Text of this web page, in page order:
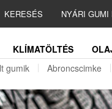
KERESÉS NYÁRI
KLÍMATÖLTÉS
gumik Abroncscimke